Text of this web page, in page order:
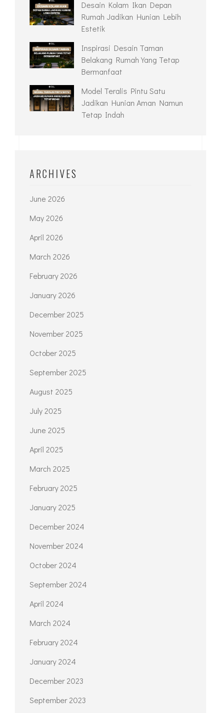
Desain Kolam Ikan Depan
Rumah Jadikan Hunian Lebih
Estetik
Inspirasi Desain Taman
Belakang Rumah Yang Tetap
Bermanfaat
Model Teralis Pintu Satu
Jadikan Hunian Aman Namun
Tetap Indah
ARCHIVES
June 2026
May 2026
April 2026
March 2026
February 2026
January 2026
December 2025
November 2025
October 2025
September 2025
August 2025
July 2025
June 2025
April 2025
March 2025
February 2025
January 2025
December 2024
November 2024
October 2024
September 2024
April 2024
March 2024
February 2024
January 2024
December 2023
September 2023